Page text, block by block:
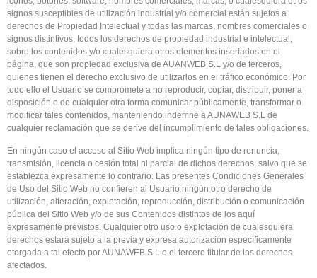
signos susceptibles de utilización industrial y/o comercial están sujetos a
derechos de Propiedad Intelectual y todas las marcas, nombres comerciales o
signos distintivos, todos los derechos de propiedad industrial e intelectual,
sobre los contenidos y/o cualesquiera otros elementos insertados en el
página, que son propiedad exclusiva de AUANWEB S.L y/o de terceros,
quienes tienen el derecho exclusivo de utilizarlos en el tráfico económico. Por
todo ello el Usuario se compromete a no reproducir, copiar, distribuir, poner a
disposición o de cualquier otra forma comunicar públicamente, transformar o
modificar tales contenidos, manteniendo indemne a AUNAWEB S.L de
cualquier reclamación que se derive del incumplimiento de tales obligaciones.
En ningún caso el acceso al Sitio Web implica ningún tipo de renuncia,
transmisión, licencia o cesión total ni parcial de dichos derechos, salvo que se
establezca expresamente lo contrario. Las presentes Condiciones Generales
de Uso del Sitio Web no confieren al Usuario ningún otro derecho de
utilización, alteración, explotación, reproducción, distribución o comunicación
pública del Sitio Web y/o de sus Contenidos distintos de los aquí
expresamente previstos. Cualquier otro uso o explotación de cualesquiera
derechos estará sujeto a la previa y expresa autorización específicamente
otorgada a tal efecto por AUNAWEB S.L o el tercero titular de los derechos
afectados.